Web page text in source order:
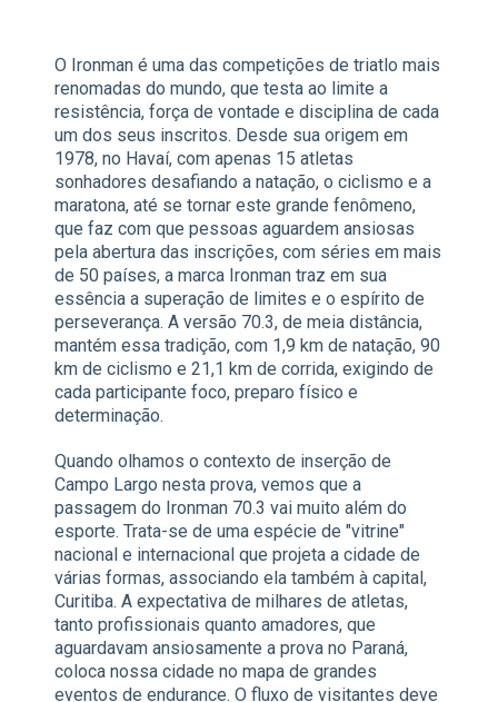
O Ironman é uma das competições de triatlo mais
renomadas do mundo, que testa ao limite a
resistência, força de vontade e disciplina de cada
um dos seus inscritos. Desde sua origem em
1978, no Havaí, com apenas 15 atletas
sonhadores desafiando a natação, o ciclismo e a
maratona, até se tornar este grande fenômeno,
que faz com que pessoas aguardem ansiosas
pela abertura das inscrições, com séries em mais
de 50 países, a marca Ironman traz em sua
essência a superação de limites e o espírito de
perseverança. A versão 70.3, de meia distância,
mantém essa tradição, com 1,9 km de natação, 90
km de ciclismo e 21,1 km de corrida, exigindo de
cada participante foco, preparo físico e
determinação.
Quando olhamos o contexto de inserção de
Campo Largo nesta prova, vemos que a
passagem do Ironman 70.3 vai muito além do
esporte. Trata-se de uma espécie de "vitrine"
nacional e internacional que projeta a cidade de
várias formas, associando ela também à capital,
Curitiba. A expectativa de milhares de atletas,
tanto profissionais quanto amadores, que
aguardavam ansiosamente a prova no Paraná,
coloca nossa cidade no mapa de grandes
eventos de endurance. O fluxo de visitantes deve